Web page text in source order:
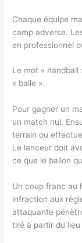
Chaque équipe
camp adverse.
en professionnel
Le mot «
« balle ».
Pour gagner un
un match nul.
terrain ou
Le lanceur doit
ce que le ballon
Un coup franc au
infraction aux
attaquante
tiré à partir du